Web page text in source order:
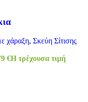
χάραξη, Σκεύη Σίτισης
€Η τρέχουσα τιμή